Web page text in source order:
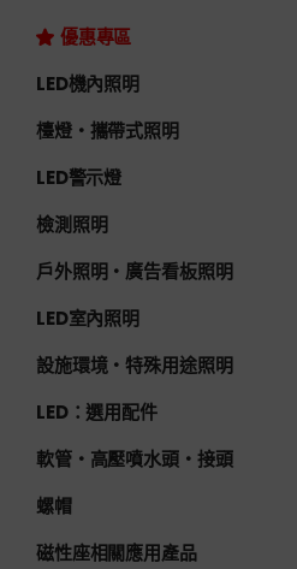
優惠專區
LED機內照明
檯燈・攜帶式照明
LED警示燈
檢測照明
戶外照明・廣告看板照明
LED室內照明
設施環境・特殊用途照明
LED：選用配件
軟管・高壓噴水頭・接頭
螺帽
磁性座相關應用產品